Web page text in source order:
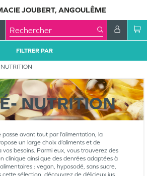
JOUBERT, ANGOULÊME
FILTRER PAR
NUTRITION
avant tout par l’alimentation, la
un large choix d’aliments et de
vos besoins. Parmi eux, vous trouverez des
clinique ainsi que des denrées adaptées à
: vegan, hyposodé, sans sucre,
cette sélection, découvrez de délicieux jus